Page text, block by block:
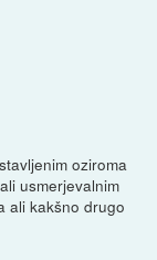
oziroma
usmerjevalnim
ali kakšno drugo